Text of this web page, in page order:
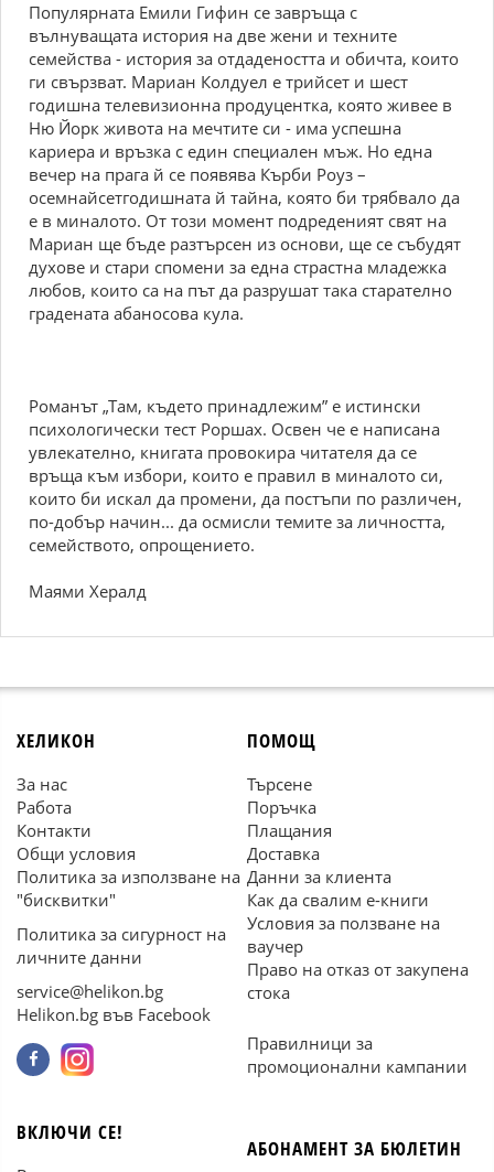
Популярната Емили Гифин се завръща с
вълнуващата история на две жени и техните
семейства - история за отдадеността и обичта, които
ги свързват. Мариан Колдуел е трийсет и шест
годишна телевизионна продуцентка, която живее в
Ню Йорк живота на мечтите си - има успешна
кариера и връзка с един специален мъж. Но една
вечер на прага й се появява Кърби Роуз –
осемнайсетгодишната й тайна, която би трябвало да
е в миналото. От този момент подреденият свят на
Мариан ще бъде разтърсен из основи, ще се събудят
духове и стари спомени за една страстна младежка
любов, които са на път да разрушат така старателно
градената абаносова кула.
Романът „Там, където принадлежим” е истински
психологически тест Роршах. Освен че е написана
увлекателно, книгата провокира читателя да се
връща към избори, които е правил в миналото си,
които би искал да промени, да постъпи по различен,
по-добър начин... да осмисли темите за личността,
семейството, опрощението.
Маями Хералд
ХЕЛИКОН
За нас
Работа
Контакти
Общи условия
Политика за използване на
"бисквитки"
Политика за сигурност на
личните данни
service@helikon.bg
Helikon.bg във Facebook
ПОМОЩ
Търсене
Поръчка
Плащания
Доставка
Данни за клиента
Как да свалим е-книги
Условия за ползване на
ваучер
Право на отказ от закупена
стока
Правилници за
промоционални кампании
ВКЛЮЧИ СЕ!
АБОНАМЕНТ ЗА БЮЛЕТИН